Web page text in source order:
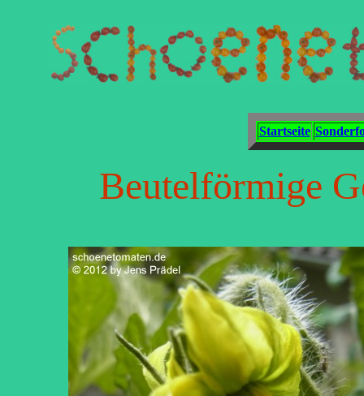
Startseite
Beutelförmige